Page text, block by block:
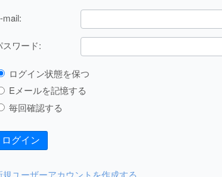
mail:
スワード:
ログイン状態を保つ
Eメールを記憶する
毎回確認する
ログイン
規ユーザーアカウントを作成する